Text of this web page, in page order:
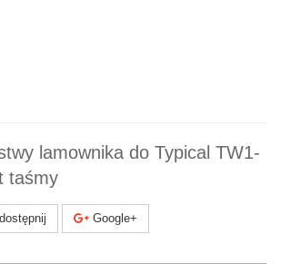
lamownika do Typical TW1-
taśmy
Google+